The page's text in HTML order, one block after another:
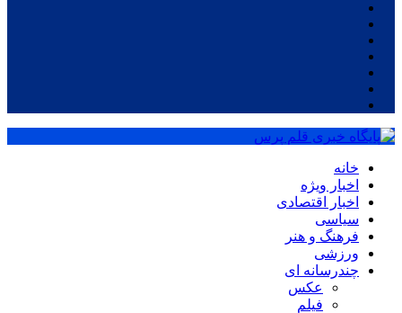
خانه
اخبار ویژه
اخبار اقتصادی
سیاسی
فرهنگ و هنر
ورزشی
چندرسانه ای
عکس
فیلم